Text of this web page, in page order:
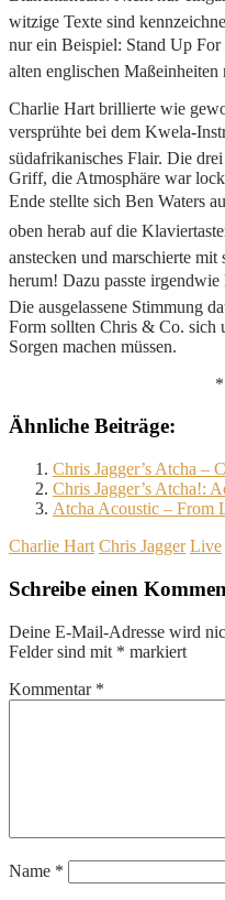
witzige Texte sind
nur ein Beispiel: Stand Up
alten englischen Maßeinheiten
Charlie Hart brillierte wie
versprühte bei dem Kwela-
südafrikanisches Flair. Die
Griff, die Atmosphäre war
Ende stellte sich Ben Waters
oben herab auf die
anstecken und marschierte mit
herum! Dazu passte irgendwie
Die ausgelassene Stimmung
Form sollten Chris & Co.
Sorgen machen müssen.
Ähnliche Beiträge:
Chris Jagger’s Atcha –
Chris Jagger’s Atcha!:
Atcha Acoustic – From
Charlie Hart Chris Jagger Live
Schreibe einen
Deine E-Mail-Adresse wird
Felder sind mit * markiert
Kommentar *
Name *